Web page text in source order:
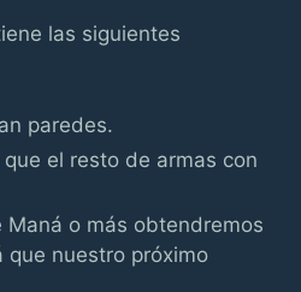
las siguientes
paredes.
el resto de armas con
Maná o más obtendremos
que nuestro próximo